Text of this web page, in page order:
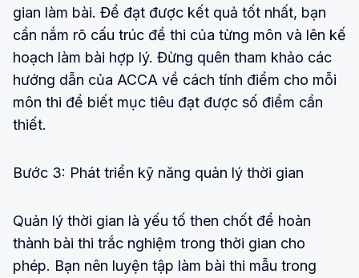
gian làm bài. Để đạt được kết quả tốt nhất, bạn
cần nắm rõ cấu trúc đề thi của từng môn và lên kế
hoạch làm bài hợp lý. Đừng quên tham khảo các
hướng dẫn của ACCA về cách tính điểm cho mỗi
môn thi để biết mục tiêu đạt được số điểm cần
thiết.
Bước 3: Phát triển kỹ năng quản lý thời gian
Quản lý thời gian là yếu tố then chốt để hoàn
thành bài thi trắc nghiệm trong thời gian cho
phép. Bạn nên luyện tập làm bài thi mẫu trong